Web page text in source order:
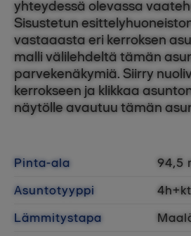
yhteydessä olevassa
Sisustetun
vastaaasta eri kerroksen
malli välilehdeltä tämän
parvekenäkymiä. Siirry
kerrokseen ja klikkaa
näytölle avautuu tämän
Pinta-ala
94,5
Asuntotyyppi
Lämmitystapa